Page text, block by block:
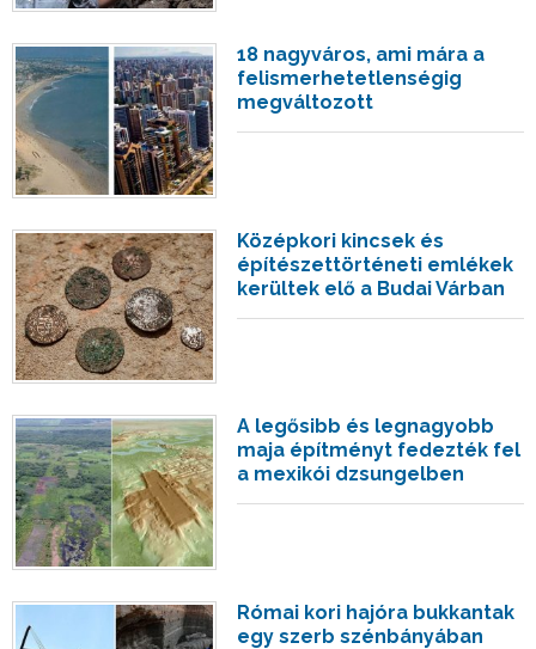
18 nagyváros, ami mára a
felismerhetetlenségig
megváltozott
Középkori kincsek és
építészettörténeti emlékek
kerültek elő a Budai Várban
A legősibb és legnagyobb
maja építményt fedezték fel
a mexikói dzsungelben
Római kori hajóra bukkantak
egy szerb szénbányában